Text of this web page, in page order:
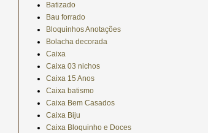
Batizado
Bau forrado
Bloquinhos Anotações
Bolacha decorada
Caixa
Caixa 03 nichos
Caixa 15 Anos
Caixa batismo
Caixa Bem Casados
Caixa Biju
Caixa Bloquinho e Doces